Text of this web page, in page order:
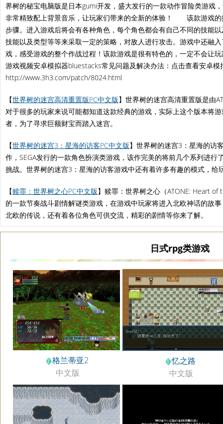
界树的秘宝电脑版是日本gumi开发，盛大发行的一款动作冒险类游戏
非常精致配上背景音乐，让玩家们带来的全新的体验！ 该款游戏的
步骤。进入游戏后将会有各种角色，每个角色都会有自己不同的技能
技能以及类型等等来采取一定的策略，对敌人进行攻击。游戏中还融
戏，感受游戏的整个作战过程！该款游戏是很有特色的，一定不会让
游戏视频安卓模拟器bluestacks常见问题及解决办法：点击查看安卓
http://www.3h3.com/patch/8024.html
【世界树的迷宫高清重置版PC中文版】世界树的迷宫高清重置版是由
对于很多的玩家来说可能都知道这款经典的游戏，实际上这个版本将
者，为了寻求巨额财宝而踏入迷宫。
【世界树的迷宫3：星海的访客PC中文版】世界树的迷宫3：星海的访
作，SEGA发行的一款角色扮演类游戏，该作完美的将前几个系列进
挑战。世界树的迷宫3：星海的访客游戏中还有着许多有趣的模式，给
【赎罪：世界树之心PC中文版】赎罪：世界树之心（ATONE: Heart
的一款节奏战斗剧情解谜类游戏，在游戏中玩家将进入北欧神话的故
北欧的传说，还有着各位角色可供交流，精彩的剧情等你来了解。
日式rpg类游戏
格兰蒂亚2
中文版
忆之路
中文版